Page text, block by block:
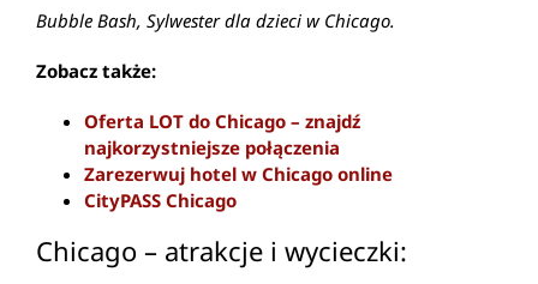
Bubble Bash, Sylwester dla dzieci w Chicago.
Zobacz także:
Oferta LOT do Chicago – znajdź
najkorzystniejsze połączenia
Zarezerwuj hotel w Chicago online
CityPASS Chicago
Chicago – atrakcje i wycieczki: